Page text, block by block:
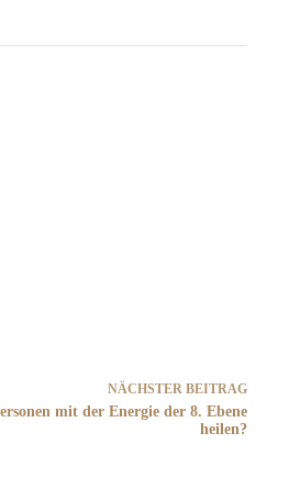
NÄCHSTERBEITRAG
mit der Energie der 8. Ebene
heilen?